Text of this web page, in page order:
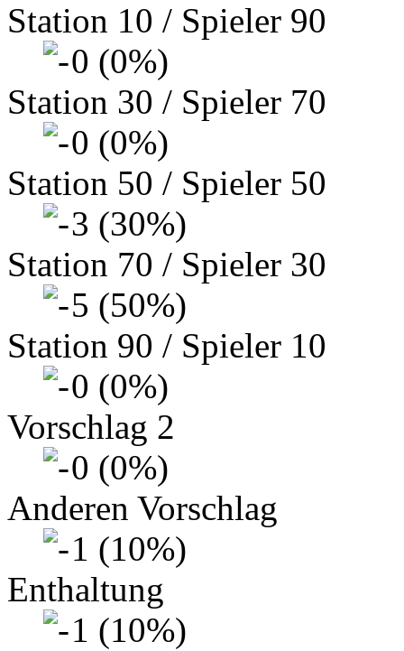
Station 10 / Spieler 90
0 (0%)
Station 30 / Spieler 70
0 (0%)
Station 50 / Spieler 50
3 (30%)
Station 70 / Spieler 30
5 (50%)
Station 90 / Spieler 10
0 (0%)
Vorschlag 2
0 (0%)
Anderen Vorschlag
1 (10%)
Enthaltung
1 (10%)